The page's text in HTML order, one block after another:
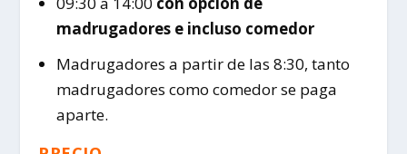
madrugadores e incluso comedor
Madrugadores a partir de las 8:30, tanto
madrugadores como comedor se paga
aparte.